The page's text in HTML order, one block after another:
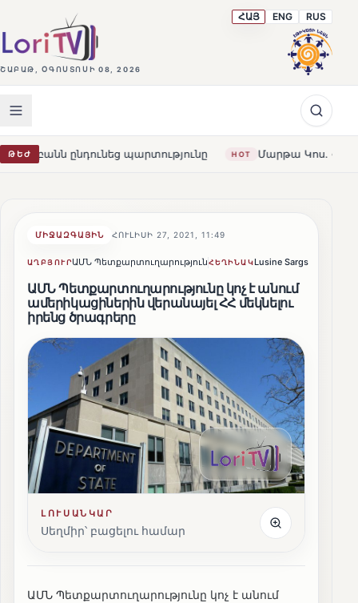
ՇԱԲԱԹ, ՕԳՈՍՏՈՍԻ 08, 2026
ՀԱՅ ENG RUS
ԹԵԺ պարտությունը HOT Մարթա Կոս. «Հայաստանն ու
ՄԻՋԱԶԳԱՅԻՆ ՀՈՒԼԻՍԻ 27, 2021, 11:49
ԱՂԲՅՈՒՐԱՄՆ ՊետքարտուղարությունՀԵՂԻՆԱԿLusine Sargsyan
ԱՄՆ Պետքարտուղարությունը կոչ է անում
ամերիկացիներին վերանայել ՀՀ մեկնելու
իրենց ծրագրերը
ԼՈՒՍԱՆԿԱՐ
Սեղմիր՝ բացելու համար
ԱՄՆ Պետքարտուղարությունը կոչ է անում